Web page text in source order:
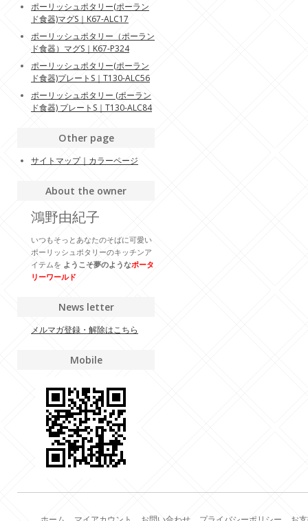
ポーリッシュポタリー(ポーラン
ド食器)マグS｜K67-ALC17
ポーリッシュポタリー（ポーラン
ド食器）マグS｜K67-P324
ポーリッシュポタリー(ポーラン
ド食器)プレートS｜T130-ALC56
ポーリッシュポタリー (ポーラン
ド食器) プレートS｜T130-ALC84
Other page
サイトマップ｜カラーページ
About the owner
鴻野由紀子
いつもそっとあなたのそばに可愛い
ポーリッシュポタリーのキッチンア
イテムを ようこそ夢のようなポータ
リーワールド
News letter
メルマガ登録・解除はこちら
Mobile